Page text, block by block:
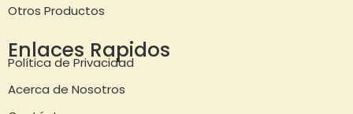
Otros Productos
Enlaces Rapidos
Política de Privacidad
Acerca de Nosotros